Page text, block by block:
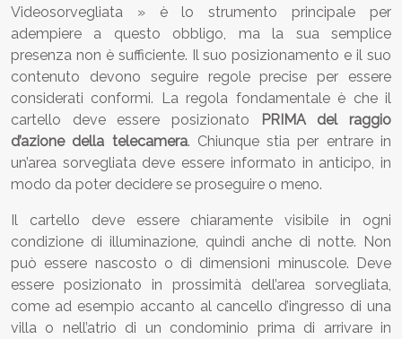
Videosorvegliata » è lo strumento principale per
adempiere a questo obbligo, ma la sua semplice
presenza non è sufficiente. Il suo posizionamento e il suo
contenuto devono seguire regole precise per essere
considerati conformi. La regola fondamentale è che il
cartello deve essere posizionato
PRIMA del raggio
d’azione della telecamera. Chiunque stia per entrare in
un’area sorvegliata deve essere informato in anticipo, in
modo da poter decidere se proseguire o meno.
Il cartello deve essere chiaramente visibile in ogni
condizione di illuminazione, quindi anche di notte. Non
può essere nascosto o di dimensioni minuscole. Deve
essere posizionato in prossimità dell’area sorvegliata,
come ad esempio accanto al cancello d’ingresso di una
villa o nell’atrio di un condominio prima di arrivare in